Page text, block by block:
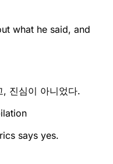
what he said, and
, 진심이 아니었다.
says yes.